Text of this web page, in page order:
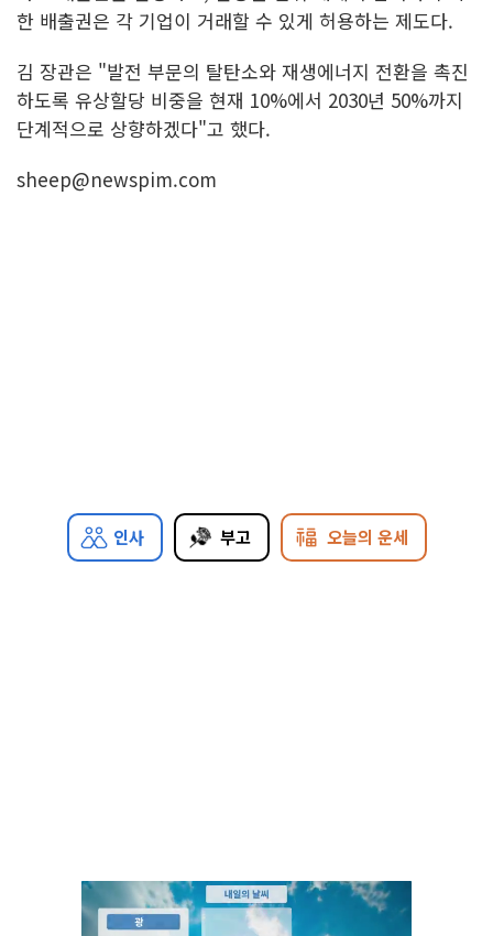
한 배출권은 각 기업이 거래할 수 있게 허용하는 제도다.
김 장관은 "발전 부문의 탈탄소와 재생에너지 전환을 촉진
하도록 유상할당 비중을 현재 10%에서 2030년 50%까지
단계적으로 상향하겠다"고 했다.
sheep@newspim.com
인사 부고 오늘의 운세